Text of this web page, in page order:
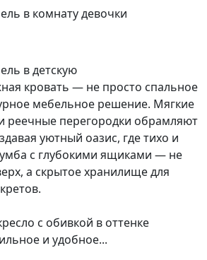
в комнату девочки
в детскую
кровать — не просто спальное
мебельное решение. Мягкие
реечные перегородки обрамляют
уютный оазис, где тихо и
с глубокими ящиками — не
а скрытое хранилище для
с обивкой в оттенке
и удобное...